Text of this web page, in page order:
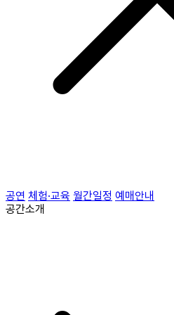
공연 체험·교육 월간일정 예매안내
공간소개